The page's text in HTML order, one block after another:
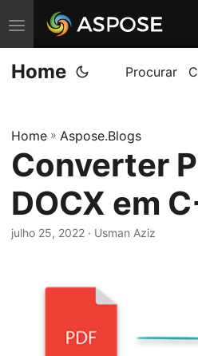
A
l
t
n
a
n
a
Home Procurar
Home » Aspose.Blogs
Converter
DOCX em
julho 25, 2022 · Usman Aziz